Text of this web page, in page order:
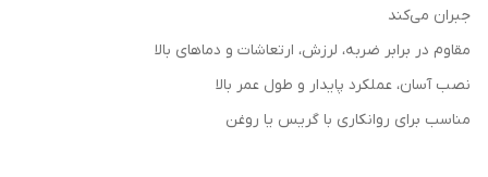
جبران می‌کند
مقاوم در برابر ضربه، لرزش، ارتعاشات و دماهای بالا
نصب آسان، عملکرد پایدار و طول عمر بالا
مناسب برای روانکاری با گریس یا روغن